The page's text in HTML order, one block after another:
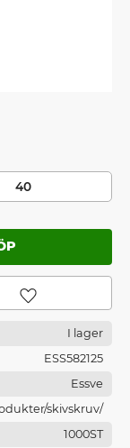
40
I lager
ESS582125
Essve
skivskruv/
1000ST